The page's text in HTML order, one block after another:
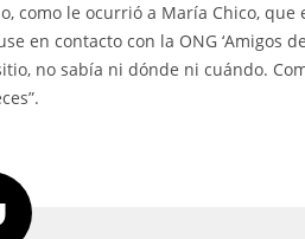
como le ocurrió a María Chico, que
en contacto con la ONG ‘Amigos
no sabía ni dónde ni cuándo.